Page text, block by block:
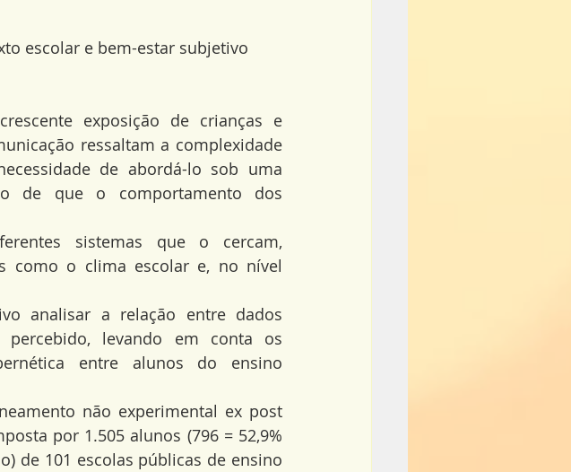
escolar e bem-estar subjetivo
exposição de crianças e
ressaltam a complexidade
de abordá-lo sob uma
de que o comportamento dos
sistemas que o cercam,
como o clima escolar e, no nível
analisar a relação entre dados
percebido, levando em conta os
entre alunos do ensino
não experimental ex post
por 1.505 alunos (796 = 52,9%
de 101 escolas públicas de ensino